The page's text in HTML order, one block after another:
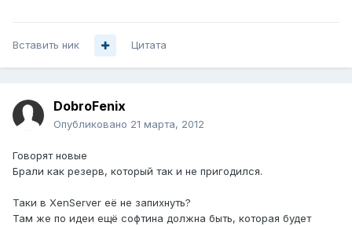
Вставить ник Цитата
DobroFenix
Опубликовано 21 марта, 2012
Говорят новые
Брали как резерв, который так и не пригодился.
Таки в XenServer её не запихнуть?
Там же по идеи ещё софтина должна быть, которая будет